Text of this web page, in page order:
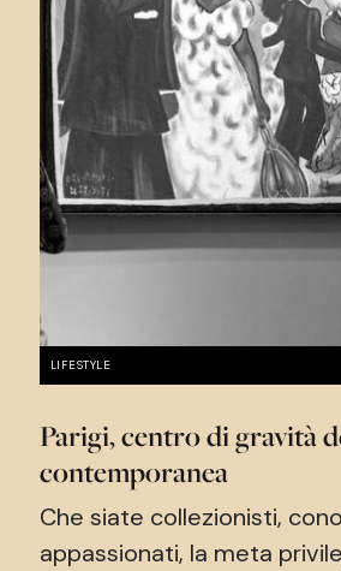
LIFESTYLE
Parigi, centro di gravità
contemporanea
Che siate collezionisti,
appassionati, la meta